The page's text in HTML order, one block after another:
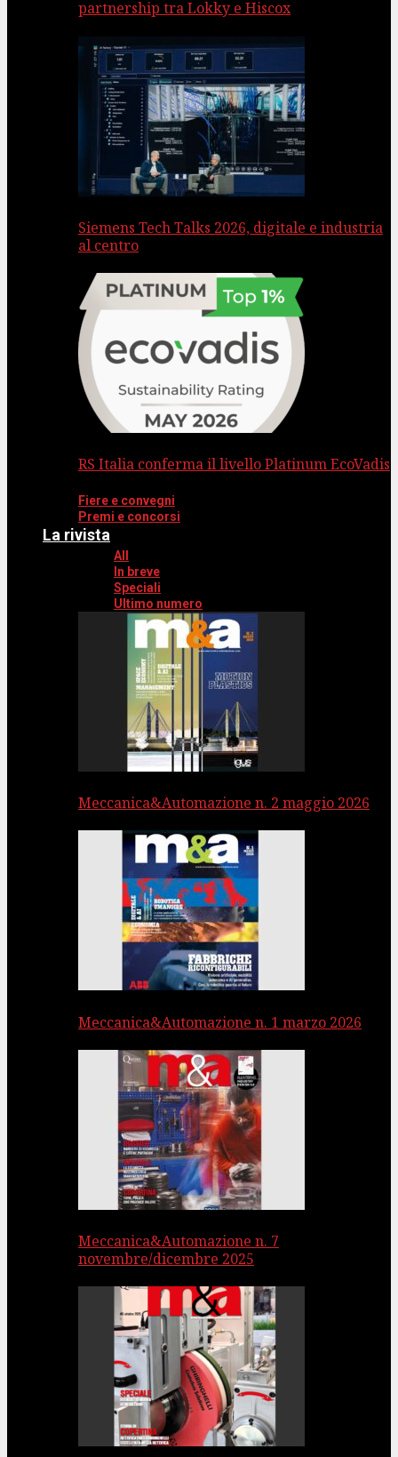
partnership tra Lokky e Hiscox
Siemens Tech Talks 2026, digitale e industria
al centro
RS Italia conferma il livello Platinum EcoVadis
Fiere e convegni
Premi e concorsi
La rivista
All
In breve
Speciali
Ultimo numero
Meccanica&Automazione n. 2 maggio 2026
Meccanica&Automazione n. 1 marzo 2026
Meccanica&Automazione n. 7
novembre/dicembre 2025